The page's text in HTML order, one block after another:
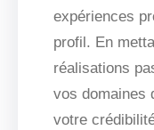
expériences
profil. En
réalisations
vos domaines
votre